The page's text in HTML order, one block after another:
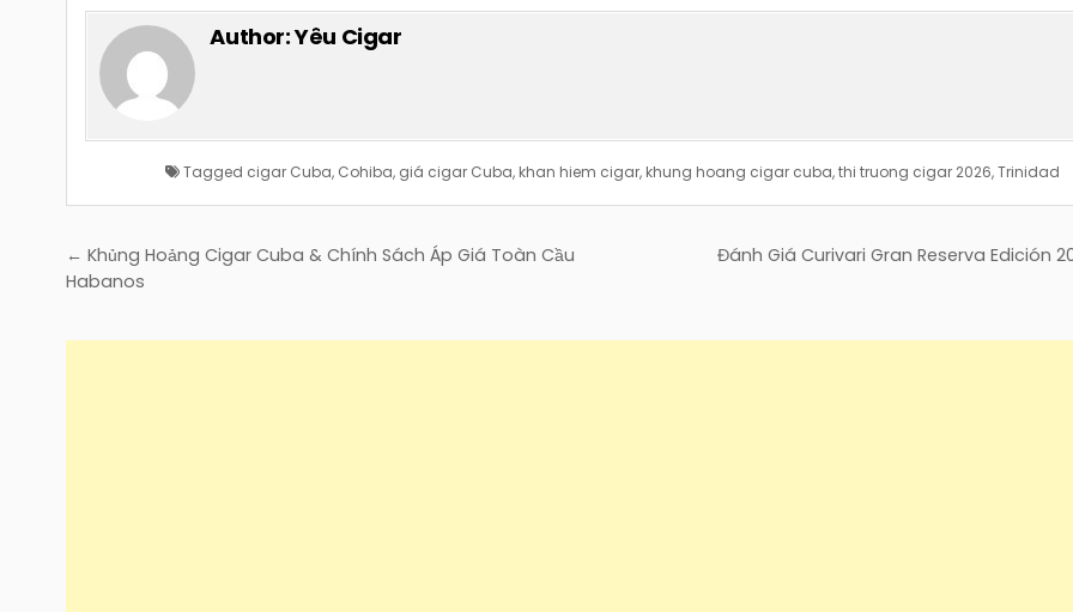
Author:Yêu Cigar
Tagged cigar Cuba, Cohiba, giá cigar Cuba, khan hiem cigar, khung hoang cigar cuba,thi truong cigar 2026,Trinidad
Điều
hướng
Đánh Giá Curivari Gran Reserva Edición
← Khủng Hoảng Cigar Cuba & Chính Sách Áp Giá Toàn Cầu
Habanos